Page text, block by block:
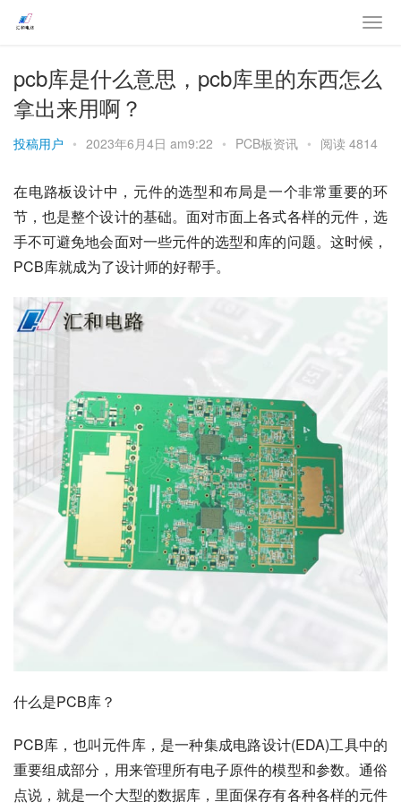
pcb库是什么意思，pcb库里的东西怎么
拿出来用啊？
投稿用户 • 2023年6月4日 am9:22 • PCB板资讯 • 阅读 4814
在电路板设计中，元件的选型和布局是一个非常重要的环
节，也是整个设计的基础。面对市面上各式各样的元件，选
手不可避免地会面对一些元件的选型和库的问题。这时候，
PCB库就成为了设计师的好帮手。
什么是PCB库？
PCB库，也叫元件库，是一种集成电路设计(EDA)工具中的
重要组成部分，用来管理所有电子原件的模型和参数。通俗
点说，就是一个大型的数据库，里面保存有各种各样的元件